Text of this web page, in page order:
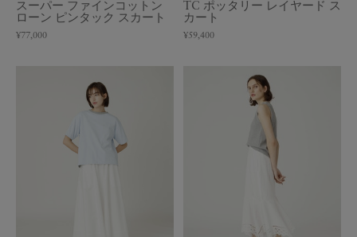
スーパー ファインコットン
ローン ピンタック スカート
¥77,000
TC ポッタリー レイヤード ス
カート
¥59,400